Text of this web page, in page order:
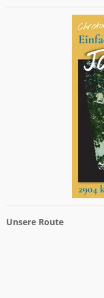
Unsere Route